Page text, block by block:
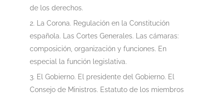
de los derechos.
La Corona. Regulación en la Constitución
española. Las Cortes Generales. Las cámaras:
composición, organización y funciones. En
especial la función legislativa.
El Gobierno. El presidente del Gobierno. El
Consejo de Ministros. Estatuto de los miembros